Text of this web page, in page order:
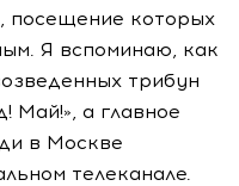
посещение которых
Я вспоминаю, как
трибун
Май!», а главное
в Москве
телеканале.